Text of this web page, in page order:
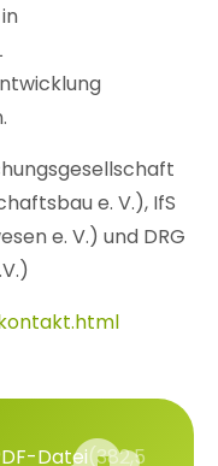
e. V.), IfS
e. V.) und DRG
Datei(382,5